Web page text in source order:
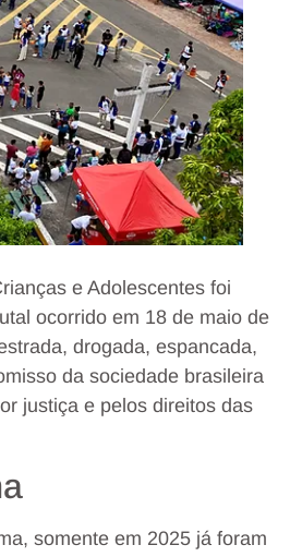
e Adolescentes foi
ocorrido em 18 de maio de
drogada, espancada,
da sociedade brasileira
justiça e pelos direitos das
somente em 2025 já foram